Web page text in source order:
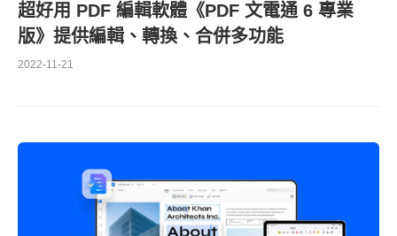
超好用 PDF 編輯軟體《PDF 文電通 6 專業
版》提供編輯、轉換、合併多功能
2022-11-21